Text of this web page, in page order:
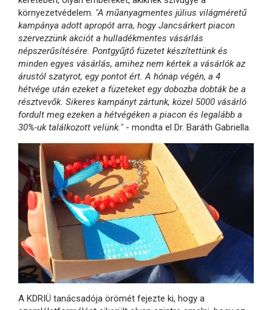
környezetvédelem. "A műanyagmentes július világméretű
kampánya adott apropót arra, hogy Jancsárkert piacon
szervezzünk akciót a hulladékmentes vásárlás
népszerűsítésére. Pontgyűjtő füzetet készítettünk és
minden egyes vásárlás, amihez nem kértek a vásárlók az
árustól szatyrot, egy pontot ért. A hónap végén, a 4
hétvége után ezeket a füzeteket egy dobozba dobták be a
résztvevők. Sikeres kampányt zártunk, közel 5000 vásárló
fordult meg ezeken a hétvégéken a piacon és legalább a
30%-uk találkozott velünk." - mondta el Dr. Baráth Gabriella.
A KDRIÜ tanácsadója örömét fejezte ki, hogy a